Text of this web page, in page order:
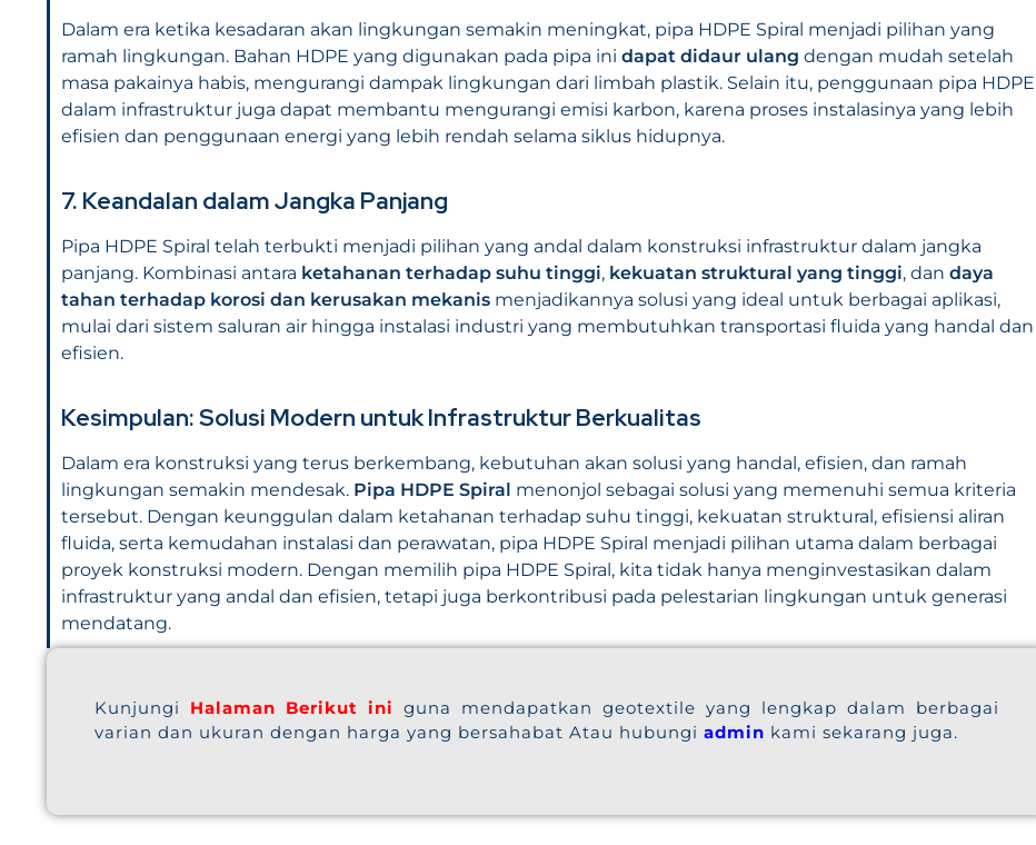
Dalam era ketika kesadaran akan lingkungan semakin meningkat, pipa HDPE Spiral menjadi pilihan yang
ramah lingkungan. Bahan HDPE yang digunakan pada pipa ini dapat didaur ulang dengan mudah setelah
masa pakainya habis, mengurangi dampak lingkungan dari limbah plastik. Selain itu, penggunaan pipa HDPE
dalam infrastruktur juga dapat membantu mengurangi emisi karbon, karena proses instalasinya yang lebih
efisien dan penggunaan energi yang lebih rendah selama siklus hidupnya.
7. Keandalan dalam Jangka Panjang
Pipa HDPE Spiral telah terbukti menjadi pilihan yang andal dalam konstruksi infrastruktur dalam jangka
panjang. Kombinasi antara ketahanan terhadap suhu tinggi, kekuatan struktural yang tinggi, dan daya
tahan terhadap korosi dan kerusakan mekanis menjadikannya solusi yang ideal untuk berbagai aplikasi,
mulai dari sistem saluran air hingga instalasi industri yang membutuhkan transportasi fluida yang handal dan
efisien.
Kesimpulan: Solusi Modern untuk Infrastruktur Berkualitas
Dalam era konstruksi yang terus berkembang, kebutuhan akan solusi yang handal, efisien, dan ramah
lingkungan semakin mendesak. Pipa HDPE Spiral menonjol sebagai solusi yang memenuhi semua kriteria
tersebut. Dengan keunggulan dalam ketahanan terhadap suhu tinggi, kekuatan struktural, efisiensi aliran
fluida, serta kemudahan instalasi dan perawatan, pipa HDPE Spiral menjadi pilihan utama dalam berbagai
proyek konstruksi modern. Dengan memilih pipa HDPE Spiral, kita tidak hanya menginvestasikan dalam
infrastruktur yang andal dan efisien, tetapi juga berkontribusi pada pelestarian lingkungan untuk generasi
mendatang.
Kunjungi Halaman Berikut ini guna mendapatkan geotextile yang lengkap dalam berbagai
varian dan ukuran dengan harga yang bersahabat Atau hubungi admin kami sekarang juga.